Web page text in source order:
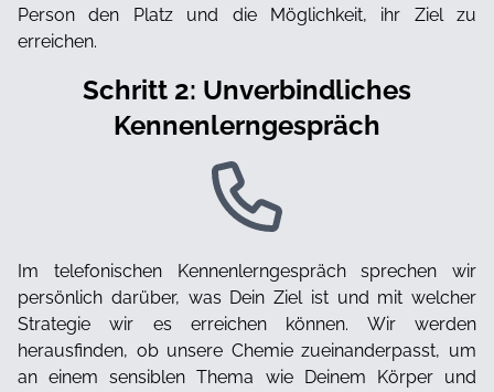
Person den Platz und die Möglichkeit, ihr Ziel zu
erreichen.
Schritt 2: Unverbindliches
Kennenlerngespräch
Im telefonischen Kennenlerngespräch sprechen wir
persönlich darüber, was Dein Ziel ist und mit welcher
Strategie wir es erreichen können. Wir werden
herausfinden, ob unsere Chemie zueinanderpasst, um
an einem sensiblen Thema wie Deinem Körper und